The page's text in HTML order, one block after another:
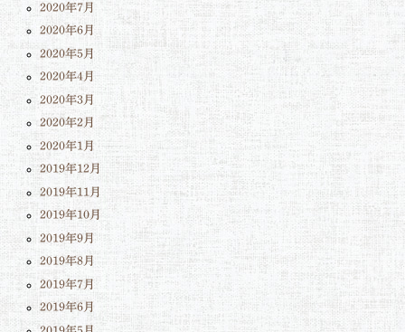
2020年7月
2020年6月
2020年5月
2020年4月
2020年3月
2020年2月
2020年1月
2019年12月
2019年11月
2019年10月
2019年9月
2019年8月
2019年7月
2019年6月